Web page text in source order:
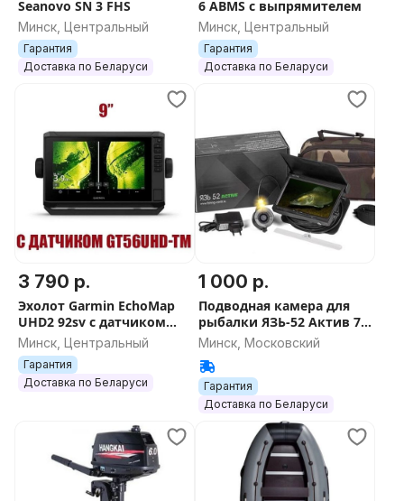
Seanovo SN 3 FHS
Минск, Центральный
Гарантия
Доставка по Беларуси
6 ABMS с выпрямителем
Минск, Центральный
Гарантия
Доставка по Беларуси
3 790 р.
Эхолот Garmin EchoMap
UHD2 92sv с датчиком
GT56UHD-TM
Минск, Центральный
Гарантия
Доставка по Беларуси
1 000 р.
Подводная камера для
рыбалки ЯЗЬ-52 Актив 7 с
DVR PRO
Минск, Московский
Гарантия
Доставка по Беларуси